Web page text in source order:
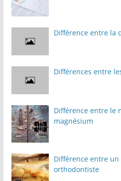
Différence entre la
Différences entre
Différence entre le
magnésium
Différence entre
orthodontiste